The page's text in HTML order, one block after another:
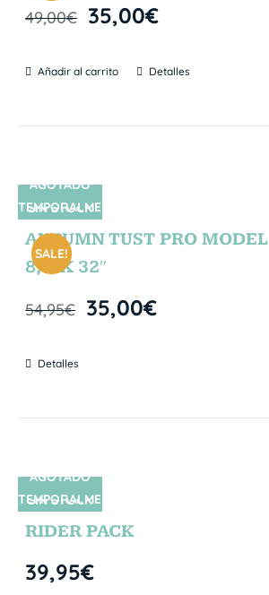
49,00€ 35,00€
Añadir al carrito Detalles
SIN STOCK
SALE!
AGOTADO
TEMPORALME
NTE
AUTUMN TUST PRO MODEL
8,5″X 32″
54,95€ 35,00€
Detalles
SIN STOCK
AGOTADO
TEMPORALME
NTE
RIDER PACK
39,95€